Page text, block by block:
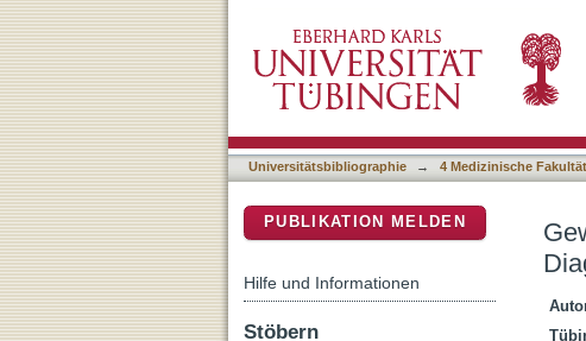
Gewichtssprung und
Enterokolitis?
Universitätsbibliographie → 4 Medizinische Fakultät
PUBLIKATION MELDEN
Hilfe und Informationen
Stöbern